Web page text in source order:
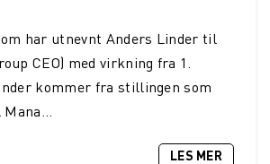
har utnevnt Anders Linder til
CEO) med virkning fra 1.
kommer fra stillingen som
Mana...
LES MER